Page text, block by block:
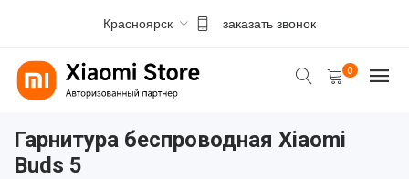
Красноярск заказать звонок
0
Гарнитура беспроводная Xiaomi
Buds 5